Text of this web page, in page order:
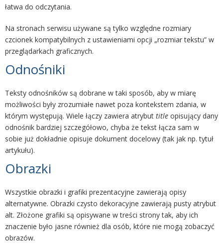
łatwa do odczytania.
Na stronach serwisu używane są tylko względne rozmiary
czcionek kompatybilnych z ustawieniami opcji „rozmiar tekstu” w
przeglądarkach graficznych.
Odnośniki
Teksty odnośników są dobrane w taki sposób, aby w miarę
możliwości były zrozumiałe nawet poza kontekstem zdania, w
którym występują. Wiele łączy zawiera atrybut title opisujący dany
odnośnik bardziej szczegółowo, chyba że tekst łącza sam w
sobie już dokładnie opisuje dokument docelowy (tak jak np. tytuł
artykułu).
Obrazki
Wszystkie obrazki i grafiki prezentacyjne zawierają opisy
alternatywne. Obrazki czysto dekoracyjne zawierają pusty atrybut
alt. Złożone grafiki są opisywane w treści strony tak, aby ich
znaczenie było jasne również dla osób, które nie mogą zobaczyć
obrazów.